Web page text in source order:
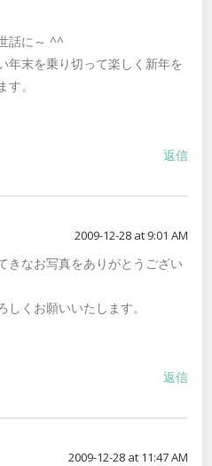
話に～ ^^
年末を乗り切って楽しく新年を
。
返信
2009-12-28 at 9:01 AM
きなお写真をありがとうござい
しくお願いいたします。
返信
2009-12-28 at 11:47 AM